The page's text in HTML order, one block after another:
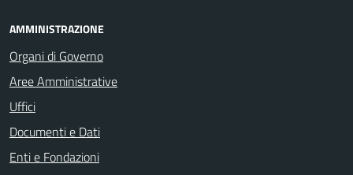
AMMINISTRAZIONE
Organi di Governo
Aree Amministrative
Uffici
Documenti e Dati
Enti e Fondazioni